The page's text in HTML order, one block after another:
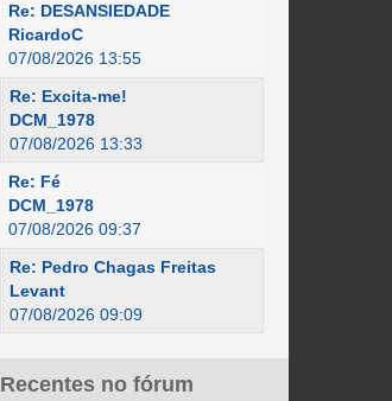
Re: DESANSIEDADE
RicardoC
07/08/2026 13:55
Re: Excita-me!
DCM_1978
07/08/2026 13:33
Re: Fé
DCM_1978
07/08/2026 09:37
Re: Pedro Chagas Freitas
Levant
07/08/2026 09:09
Recentes no fórum